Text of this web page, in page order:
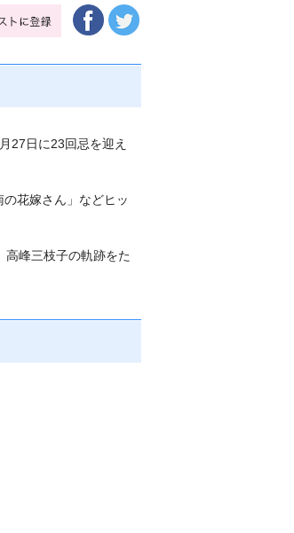
27日に23回忌を迎え
花嫁さん」などヒッ
高峰三枝子の軌跡をた